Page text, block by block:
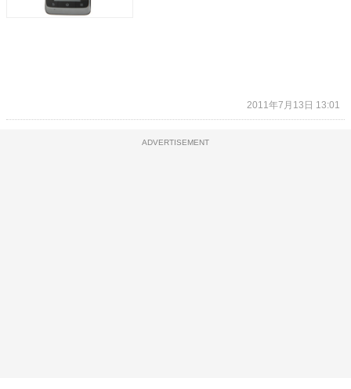
2011年7月13日 13:01
ADVERTISEMENT